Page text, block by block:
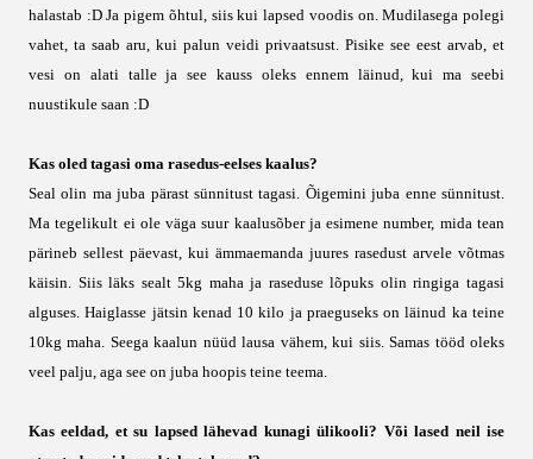
halastab :D Ja pigem õhtul, siis kui lapsed voodis on. Mudilasega polegi
vahet, ta saab aru, kui palun veidi privaatsust. Pisike see eest arvab, et
vesi on alati talle ja see kauss oleks ennem läinud, kui ma seebi
nuustikule saan :D
Kas oled tagasi oma rasedus-eelses kaalus?
Seal olin ma juba pärast sünnitust tagasi. Õigemini juba enne sünnitust.
Ma tegelikult ei ole väga suur kaalusõber ja esimene number, mida tean
pärineb sellest päevast, kui ämmaemanda juures rasedust arvele võtmas
käisin. Siis läks sealt 5kg maha ja raseduse lõpuks olin ringiga tagasi
alguses. Haiglasse jätsin kenad 10 kilo ja praeguseks on läinud ka teine
10kg maha. Seega kaalun nüüd lausa vähem, kui siis. Samas tööd oleks
veel palju, aga see on juba hoopis teine teema.
Kas eeldad, et su lapsed lähevad kunagi ülikooli? Või lased neil ise